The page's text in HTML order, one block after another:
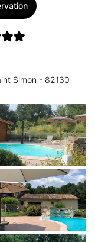
Simon - 82130